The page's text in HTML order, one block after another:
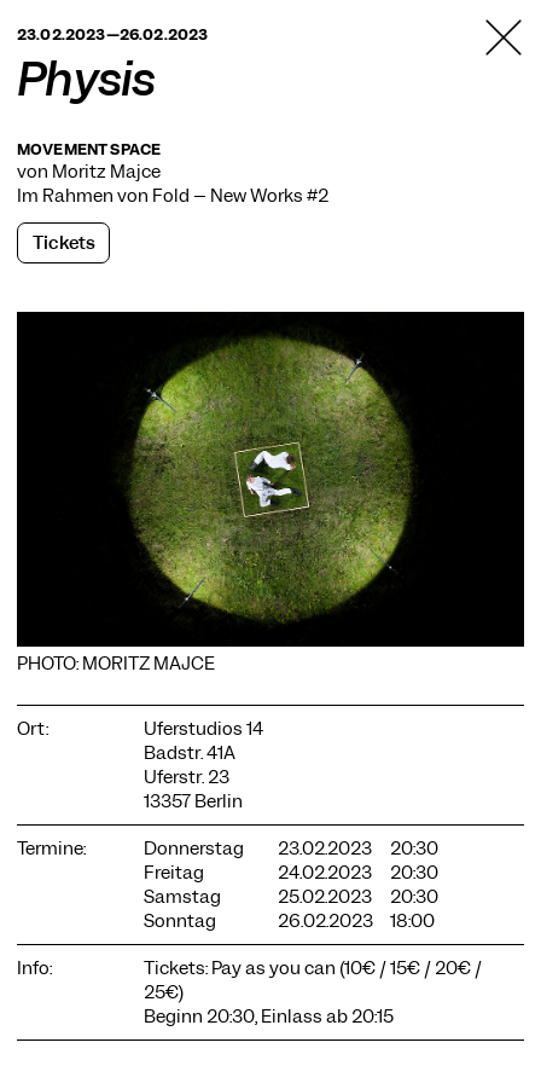
BERLIN
23.02.2023—26.02.2023
Physis
MOVEMENT SPACE
von Moritz Majce
Im Rahmen von Fold – New Works #2
Tickets
PHOTO: MORITZ MAJCE
Ort:
Uferstudios 14
Badstr. 41A
Uferstr. 23
13357 Berlin
Termine:
Donnerstag 23.02.2023
20:30
Freitag
24.02.2023
20:30
Samstag
25.02.2023
20:30
Sonntag
26.02.2023
18:00
Info:
Tickets: Pay as you can (10€ / 15€ / 20€ /
25€)
Beginn 20:30, Einlass ab 20:15
COOKIE-EINSTELLUNGEN
Wir verwenden Cookies und Inhalte externer Anbieter auf
unserer Website. Notwendige Cookies sind essenziell, damit
Sie die Website nutzen können. Andere Cookies helfen uns,
die Website weiterzuentwickeln. Sie können Ihre Einwilligung
jederzeit widerrufen. Bitte besuchen Sie unsere
Datenschutzerklärung für weitere Informationen. Unten
können Sie auswählen, welche Technologien Sie zulassen
Notwendige Cookies
Externe Medien
Statistiken
Nur notwendige Alle akzeptieren